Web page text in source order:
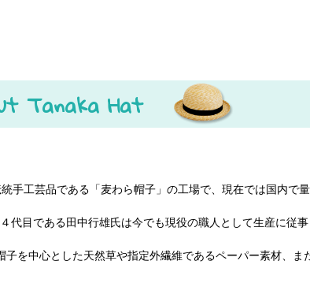
Tanaka Hat
手工芸品である「麦わら帽子」の工場で、現在では国内で
代目である田中行雄氏は今でも現役の職人として生産に従事
を中心とした天然草や指定外繊維であるペーパー素材、ま